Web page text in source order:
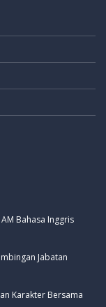
Bahasa Inggris
Jabatan
Karakter Bersama